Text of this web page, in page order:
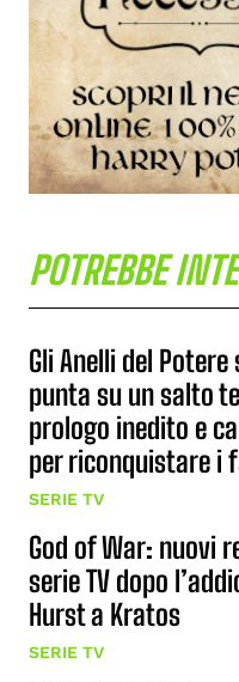
POTREBBE
Gli Anelli del
punta su un salto
prologo inedito e
per riconquistare i
SERIE TV
God of War: nuovi
serie TV dopo
Hurst a Kratos
SERIE TV